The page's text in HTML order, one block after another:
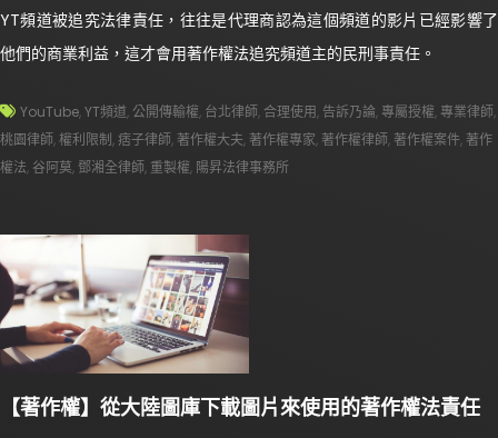
YT頻道被追究法律責任，往往是代理商認為這個頻道的影片已經影響了
他們的商業利益，這才會用著作權法追究頻道主的民刑事責任。
YouTube,YT頻道, 公開傳輸權, 台北律師, 合理使用, 告訴乃論,專屬授權,專業律師,
桃園律師,權利限制 ,痞子律師, 著作權大夫, 著作權專家, 著作權律師, 著作權案件, 著作
權法, 谷阿莫, 鄧湘全律師, 重製權, 陽昇法律事務所
【著作權】從大陸圖庫下載圖片來使用的著作權法責任